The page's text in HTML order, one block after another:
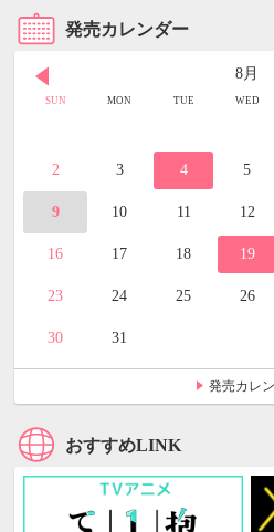
発売カレンダー
8月
SUN MON TUE WED
2 3 4 5
9 10 11 12
16 17 18 19
23 24 25 26
30 31
発売カレ
おすすめLINK